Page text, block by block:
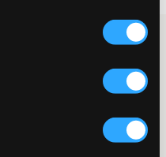
Columbia. Une fermeture